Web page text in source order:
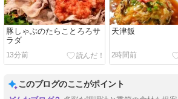
豚しゃぶのたらことろろサ
ラダ
13分前
天津飯
2時間前
このブログのここがポイント